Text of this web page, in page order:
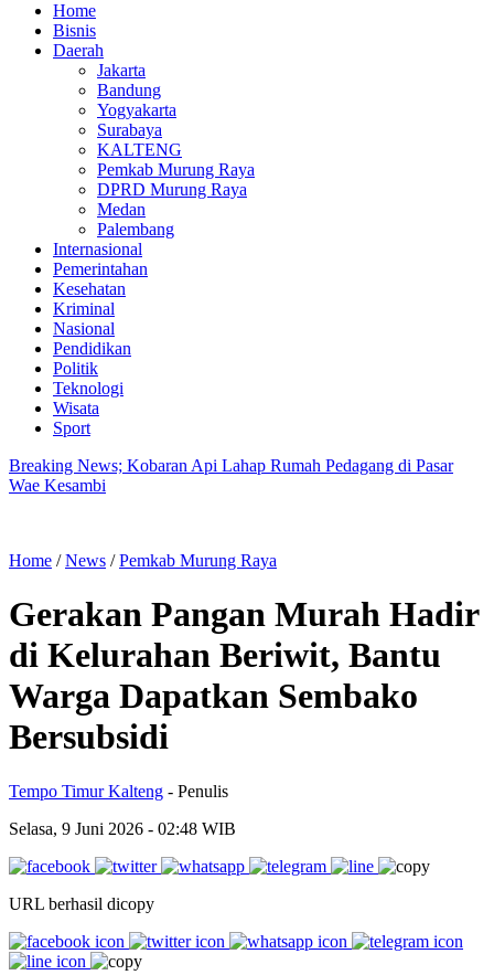
Home
Bisnis
Daerah
Jakarta
Bandung
Yogyakarta
Surabaya
KALTENG
Pemkab Murung Raya
DPRD Murung Raya
Medan
Palembang
Internasional
Pemerintahan
Kesehatan
Kriminal
Nasional
Pendidikan
Politik
Teknologi
Wisata
Sport
Breaking News; Kobaran Api Lahap Rumah Pedagang di Pasar
Wae Kesambi
Home /News /Pemkab Murung Raya
Gerakan Pangan Murah Hadir
di Kelurahan Beriwit, Bantu
Warga Dapatkan Sembako
Bersubsidi
Tempo Timur Kalteng - Penulis
Selasa, 9 Juni 2026 - 02:48 WIB
URL berhasil dicopy